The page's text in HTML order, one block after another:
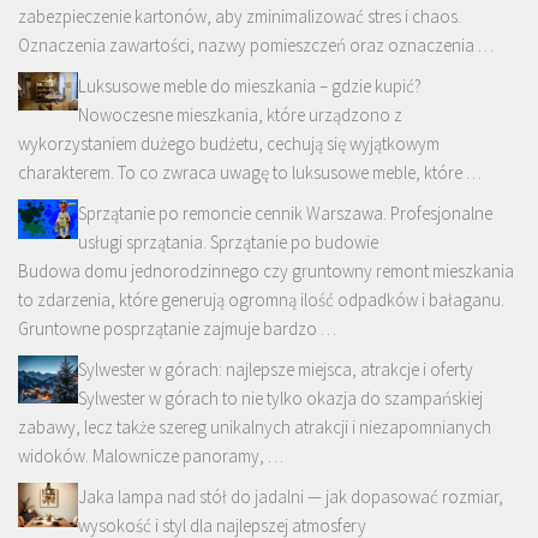
zabezpieczenie kartonów, aby zminimalizować stres i chaos.
Oznaczenia zawartości, nazwy pomieszczeń oraz oznaczenia …
Luksusowe meble do mieszkania – gdzie kupić?
Nowoczesne mieszkania, które urządzono z
wykorzystaniem dużego budżetu, cechują się wyjątkowym
charakterem. To co zwraca uwagę to luksusowe meble, które …
Sprzątanie po remoncie cennik Warszawa. Profesjonalne
usługi sprzątania. Sprzątanie po budowie
Budowa domu jednorodzinnego czy gruntowny remont mieszkania
to zdarzenia, które generują ogromną ilość odpadków i bałaganu.
Gruntowne posprzątanie zajmuje bardzo …
Sylwester w górach: najlepsze miejsca, atrakcje i oferty
Sylwester w górach to nie tylko okazja do szampańskiej
zabawy, lecz także szereg unikalnych atrakcji i niezapomnianych
widoków. Malownicze panoramy, …
Jaka lampa nad stół do jadalni — jak dopasować rozmiar,
wysokość i styl dla najlepszej atmosfery